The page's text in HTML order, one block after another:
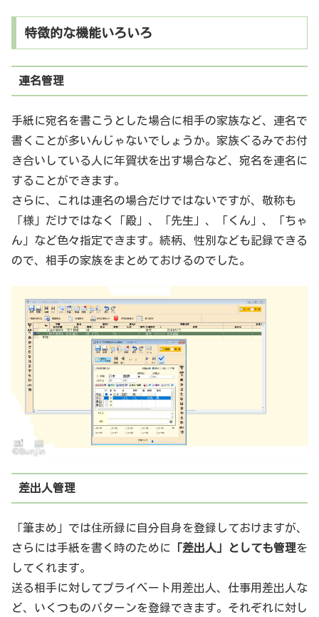
特徴的な機能いろいろ
連名管理
手紙に宛名を書こうとした場合に相手の家族など、連名で
書くことが多いんじゃないでしょうか。家族ぐるみでお付
き合いしている人に年賀状を出す場合など、宛名を連名に
することができます。
さらに、これは連名の場合だけではないですが、敬称も
「様」だけではなく「殿」、「先生」、「くん」、「ちゃ
ん」など色々指定できます。続柄、性別なども記録できる
ので、相手の家族をまとめておけるのでした。
差出人管理
「筆まめ」では住所録に自分自身を登録しておけますが、
さらには手紙を書く時のために
「差出人」としても管理を
してくれます。
送る相手に対してプライベート用差出人、仕事用差出人な
ど、いくつものパターンを登録できます。それぞれに対し